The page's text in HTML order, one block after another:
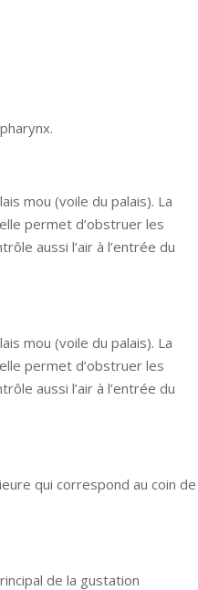
mou (voile du palais). La
permet d’obstruer les
aussi l’air à l’entrée du
mou (voile du palais). La
permet d’obstruer les
aussi l’air à l’entrée du
qui correspond au coin de
de la gustation